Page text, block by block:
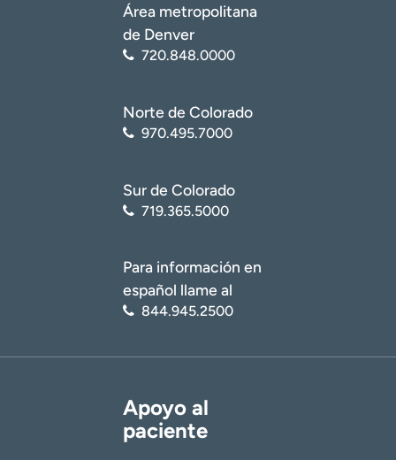
Área metropolitana
de Denver
720.848.0000
Norte de Colorado
970.495.7000
Sur de Colorado
719.365.5000
Para información en
español llame al
844.945.2500
Apoyo al
paciente